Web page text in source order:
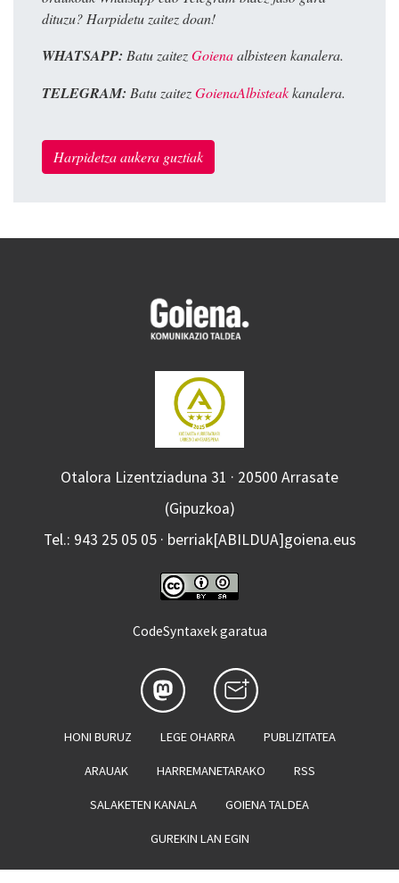
dituzu? Harpidetu zaitez doan!
WHATSAPP: Batu zaitezGoienaalbisteen kanalera.
TELEGRAM: Batu zaitezGoienaAlbisteakkanalera.
Harpidetza aukera guztiak
Otalora Lizentziaduna 31 · 20500 Arrasate
(Gipuzkoa)
Tel.: 943 25 05 05 · berriak[ABILDUA]goiena.eus
CodeSyntaxek garatua
HONI BURUZ LEGE OHARRA PUBLIZITATEA
ARAUAK HARREMANETARAKO RSS
SALAKETEN KANALA GOIENA TALDEA
GUREKIN LAN EGIN